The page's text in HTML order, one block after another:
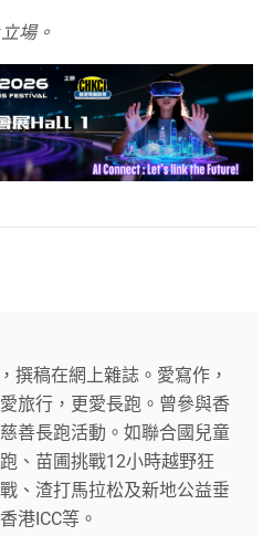
場。
撰稿在網上雜誌。愛寫作，
旅行，更愛長跑。曾參與香
善長跑活動。如聯合國兒童
、苗圃挑戰12小時越野狂
、渣打馬拉松及新地公益垂
港ICC等。